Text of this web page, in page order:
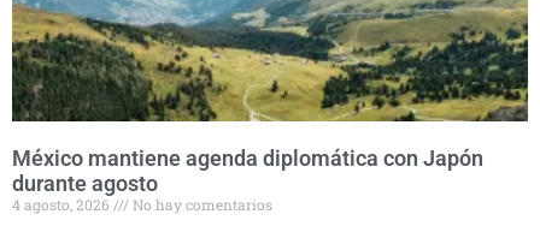
México mantiene agenda diplomática con Japón
durante agosto
4 agosto, 2026 No hay comentarios